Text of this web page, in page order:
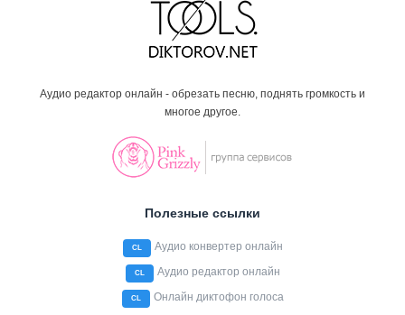
Аудио редактор онлайн - обрезать песню, поднять громкость и
многое другое.
Полезные ссылки
CL Аудио конвертер онлайн
CL Аудио редактор онлайн
CL Онлайн диктофон голоса